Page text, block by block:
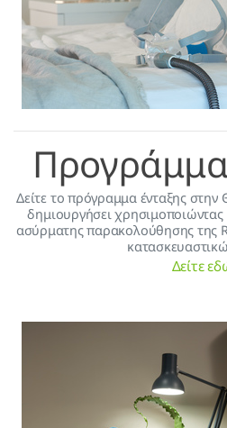
Δείτε το πρόγραμμα ένταξης στην
δημιουργήσει χρησιμοποιώντας
ασύρματης παρακολούθησης της
Δείτε